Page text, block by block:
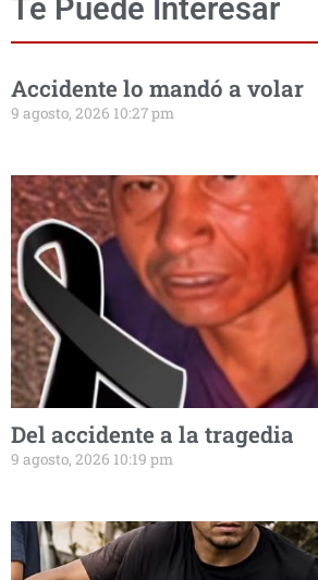
Te Puede Interesar
Accidente lo mandó a volar
9 agosto, 2026 10:27 pm
Del accidente a la tragedia
9 agosto, 2026 10:19 pm